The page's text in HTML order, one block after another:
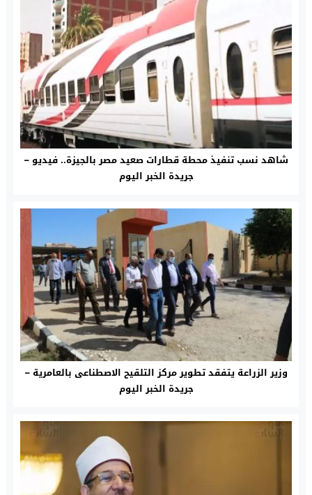
شاهد نسب تنفيذ محطة قطارات صعيد مصر بالجيزة.. فيديو –
جريدة الخبر اليوم
وزير الزراعة يتفقد تطوير مركز التلقيح الاصطناعى بالعامرية –
جريدة الخبر اليوم